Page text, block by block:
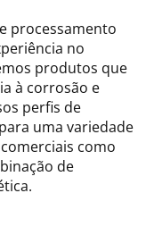
processamento
no
produtos que
à corrosão e
perfis de
uma variedade
como
de